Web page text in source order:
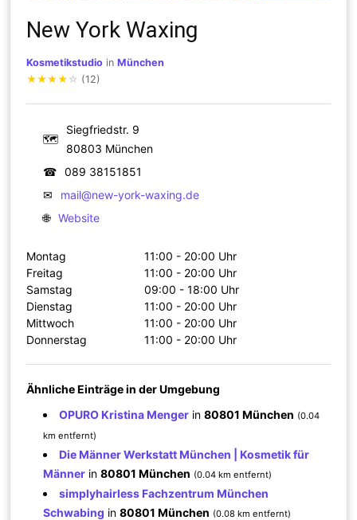
New York Waxing
Kosmetikstudio inMünchen
★★★★ ☆ (12)
🗺
Siegfriedstr. 9
80803 München
☎
089 38151851
✉
mail@new-york-waxing.de
🌐 Website
Montag
11:00 - 20:00 Uhr
Freitag
11:00 - 20:00 Uhr
Samstag
09:00 - 18:00 Uhr
Dienstag
11:00 - 20:00 Uhr
Mittwoch
11:00 - 20:00 Uhr
Donnerstag
11:00 - 20:00 Uhr
Ähnliche Einträge in der Umgebung
OPURO Kristina Menger in80801 München (0.04
km entfernt)
Die Männer Werkstatt München | Kosmetik für
Männer in80801 München (0.04 km entfernt)
simplyhairless Fachzentrum München
Schwabing in80801 München (0.08 km entfernt)